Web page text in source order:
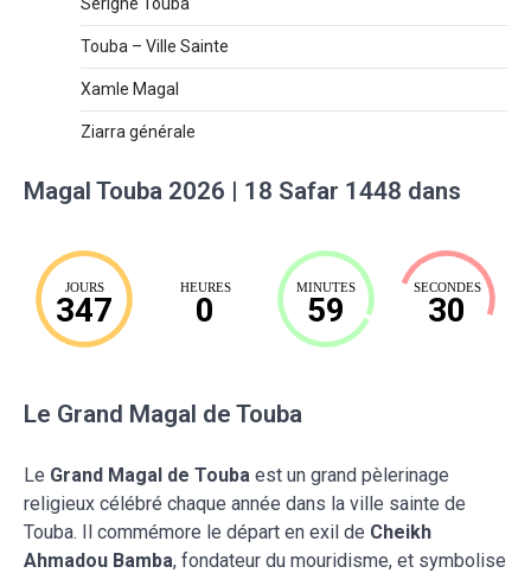
Touba – Ville Sainte
Xamle Magal
Ziarra générale
Magal Touba 2026 | 18 Safar 1448 dans
JOURS
347
HEURES
0
MINUTES
59
SECONDES
29
Le Grand Magal de Touba
Le Grand Magal de Touba est un grand pèlerinage
religieux célébré chaque année dans la ville sainte de
Touba. Il commémore le départ en exil de Cheikh
Ahmadou Bamba, fondateur du mouridisme, et symbolise